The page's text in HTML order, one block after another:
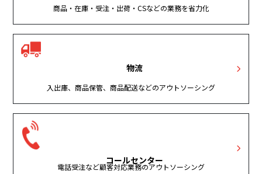
商品・在庫・受注・出荷・CSなどの業務を省力化
物流
入出庫、商品保管、商品配送などのアウトソーシング
コールセンター
電話受注など顧客対応業務のアウトソーシング